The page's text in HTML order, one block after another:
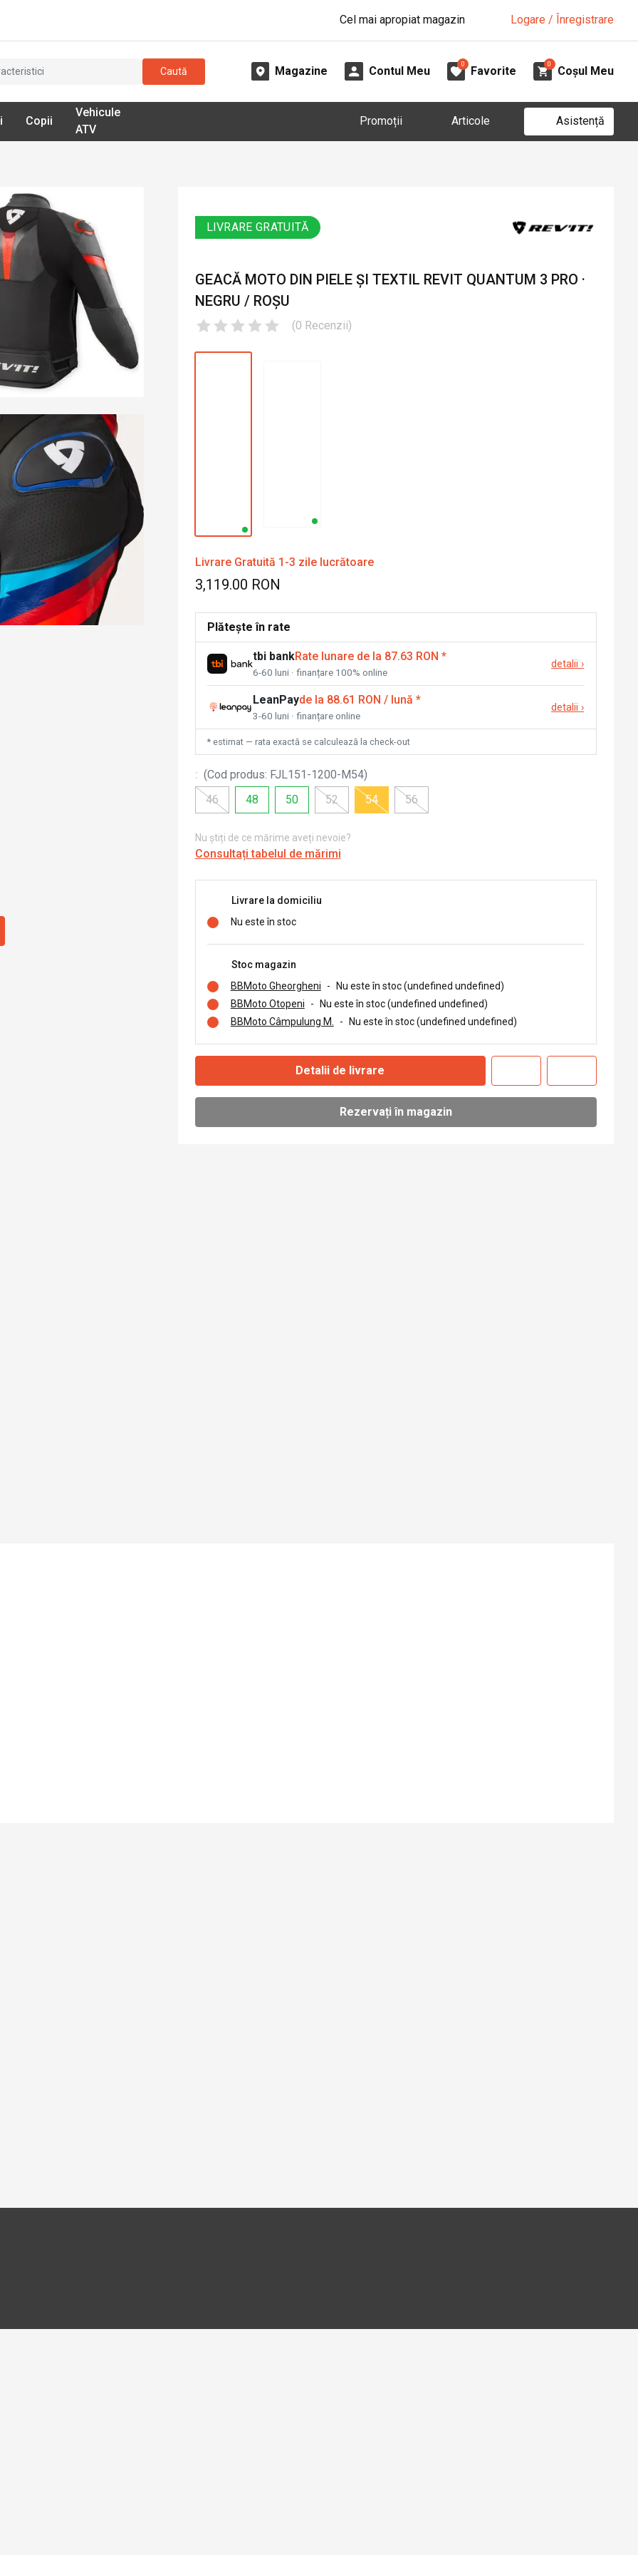
Cel mai apropiat magazin Logare / Înregistrare
Caută Magazine Contul Meu
0
Favorite
0
Coșul Meu
Copii
Vehicule
ATV
Promoții Articole Asistență
LIVRARE GRATUITĂ
GEACĂ MOTO DIN PIELE ȘI TEXTIL REVIT QUANTUM 3 PRO ·
NEGRU / ROȘU
(0 Recenzii)
Livrare Gratuită 1-3 zile lucrătoare
3,119.00 RON
Plătește în rate
tbi bankRate lunare de la 87.63 RON *
6-60 luni · finanțare 100% online
detalii ›
LeanPayde la 88.61 RON / lună *
3-60 luni · finanțare online
detalii ›
* estimat — rata exactă se calculează la check-out
: (Cod produs: FJL151-1200-M54)
46
48 50 52 54 56
Nu știți de ce mărime aveți nevoie?
Consultați tabelul de mărimi
Livrare la domiciliu
Nu este în stoc
Stoc magazin
BBMoto Gheorgheni
-
Nu este în stoc (undefined undefined)
BBMoto Otopeni
-
Nu este în stoc (undefined undefined)
BBMoto Câmpulung M.
- Nu este în stoc (undefined undefined)
Detalii de livrare
Rezervați în magazin